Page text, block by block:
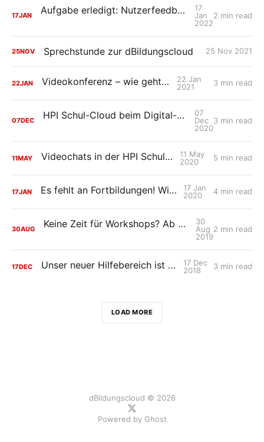
17JAN Aufgabe erledigt: Nutzerfeedback umgesetzt (Release 27.0)
17
Jan
2022
2 min read
25NOV Sprechstunde zur dBildungscloud 25 Nov 2021
22JAN Videokonferenz – wie geht das?
22 Jan
2021
3 min read
07DEC HPI Schul-Cloud beim Digital-Gipfel 2020 – So gelingt Schule digital
07
Dec
2020
3 min read
11MAY Videochats in der HPI Schul-Cloud
11 May
2020
5 min read
17JAN Es fehlt an Fortbildungen! Wir helfen.
17 Jan
2020
4 min read
30AUG Keine Zeit für Workshops? Ab zur Online-Fortbildung!
30
Aug
2019
2 min read
17DEC Unser neuer Hilfebereich ist ONLINE!
17 Dec
2018
3 min read
LOAD MORE
dBildungscloud © 2026
Powered by Ghost